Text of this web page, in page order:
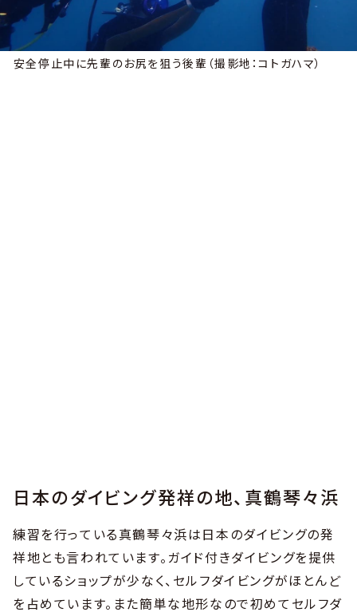
安全停止中に先輩のお尻を狙う後輩（撮影地：コトガハマ）
日本のダイビング発祥の地、真鶴琴々浜
練習を行っている真鶴琴々浜は日本のダイビングの発
祥地とも言われています。ガイド付きダイビングを提供
しているショップが少なく、セルフダイビングがほとんど
を占めています。また簡単な地形なので初めてセルフダ